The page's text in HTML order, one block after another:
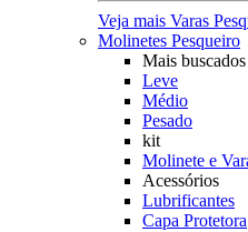
Veja mais Varas
Molinetes Pesqueiro
Mais buscados
Leve
Médio
Pesado
kit
Molinete e
Acessórios
Lubrificantes
Capa Protetora